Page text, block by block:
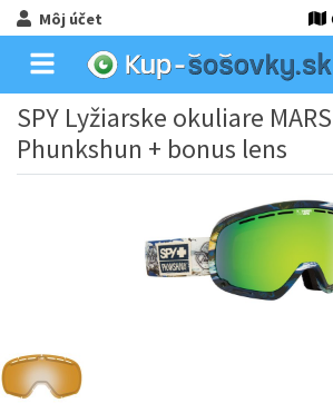
Môj účet
SPY Lyžiarske okuliare
Phunkshun + bonus lens